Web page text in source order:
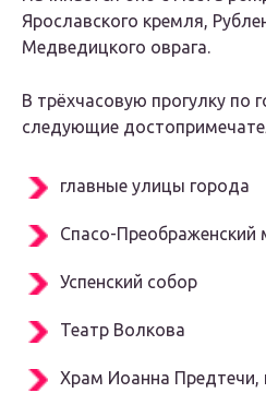
Ярославского кремля,
Медведицкого оврага.
В трёхчасовую прогулку по
следующие
главные улицы города
Спасо-Преображенский
Успенский собор
Театр Волкова
Храм Иоанна Предтечи,